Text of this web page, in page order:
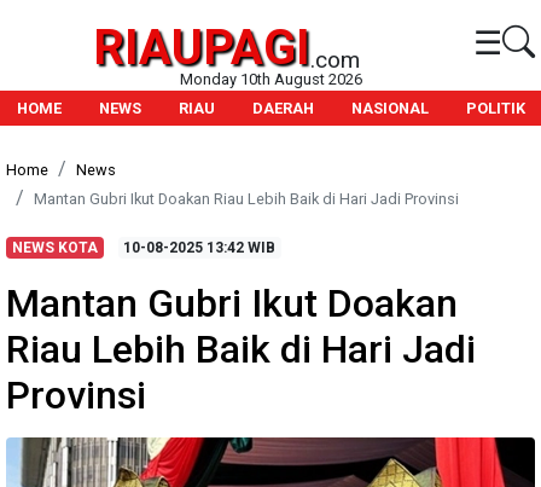
RIAUPAGI.com ☰
Monday 10th August 2026
HOME
NEWS RIAU DAERAH NASIONAL POLITIK
Home
News
Mantan Gubri Ikut Doakan Riau Lebih Baik di Hari Jadi Provinsi
NEWS KOTA 10-08-2025 13:42 WIB
Mantan Gubri Ikut Doakan
Riau Lebih Baik di Hari Jadi
Provinsi